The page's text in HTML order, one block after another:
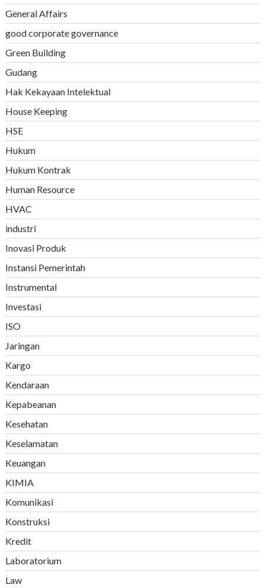
General Affairs
good corporate governance
Green Building
Gudang
Hak Kekayaan Intelektual
House Keeping
HSE
Hukum
Hukum Kontrak
Human Resource
HVAC
industri
Inovasi Produk
Instansi Pemerintah
Instrumental
Investasi
ISO
Jaringan
Kargo
Kendaraan
Kepabeanan
Kesehatan
Keselamatan
Keuangan
KIMIA
Komunikasi
Konstruksi
Kredit
Laboratorium
Law